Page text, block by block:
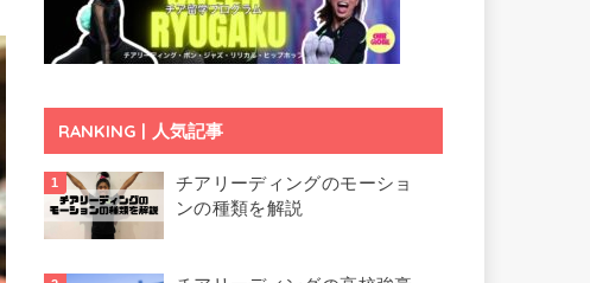
RANKING | 人気記事
チアリーディングのモーショ
ンの種類を解説